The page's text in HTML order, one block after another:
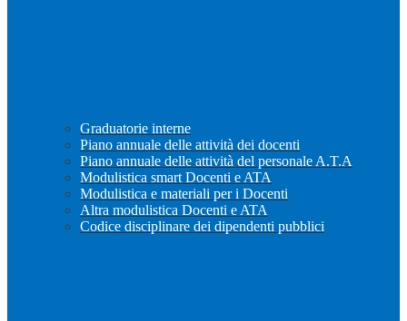
Graduatorie interne
Piano annuale delle attività dei docenti
Piano annuale delle attività del personale A.T.A
Modulistica smart Docenti e ATA
Modulistica e materiali per i Docenti
Altra modulistica Docenti e ATA
Codice disciplinare dei dipendenti pubblici